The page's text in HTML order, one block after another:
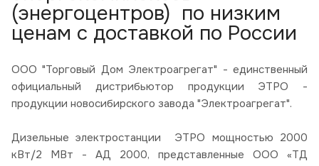
(энергоцентров) по низким
ценам с доставкой по России
ООО "Торговый Дом Электроагрегат" - единственный
официальный дистрибьютор продукции ЭТРО -
продукции новосибирского завода "Электроагрегат".
Дизельные электростанции ЭТРО мощностью 2000
кВт/2 МВт - АД 2000, представленные ООО «ТД